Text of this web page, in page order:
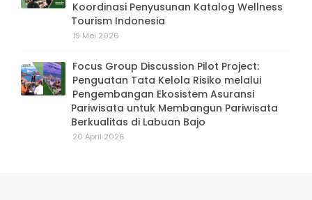
Koordinasi Penyusunan Katalog Wellness
Tourism Indonesia
19 Mei 2026
Focus Group Discussion Pilot Project:
Penguatan Tata Kelola Risiko melalui
Pengembangan Ekosistem Asuransi
Pariwisata untuk Membangun Pariwisata
Berkualitas di Labuan Bajo
20 April 2026